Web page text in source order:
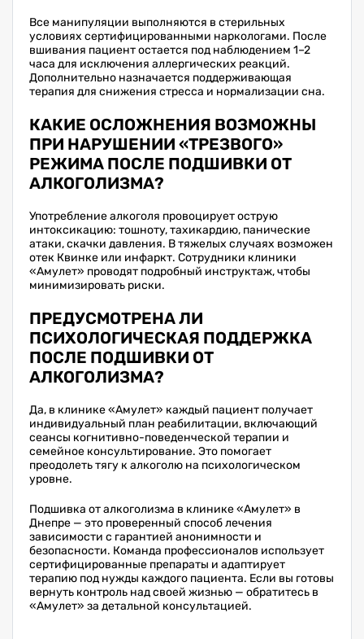
Все манипуляции выполняются в стерильных
условиях сертифицированными наркологами. После
вшивания пациент остается под наблюдением 1–2
часа для исключения аллергических реакций.
Дополнительно назначается поддерживающая
терапия для снижения стресса и нормализации сна.
КАКИЕ ОСЛОЖНЕНИЯ ВОЗМОЖНЫ
ПРИ НАРУШЕНИИ «ТРЕЗВОГО»
РЕЖИМА ПОСЛЕ ПОДШИВКИ ОТ
АЛКОГОЛИЗМА?
Употребление алкоголя провоцирует острую
интоксикацию: тошноту, тахикардию, панические
атаки, скачки давления. В тяжелых случаях возможен
отек Квинке или инфаркт. Сотрудники клиники
«Амулет» проводят подробный инструктаж, чтобы
минимизировать риски.
ПРЕДУСМОТРЕНА ЛИ
ПСИХОЛОГИЧЕСКАЯ ПОДДЕРЖКА
ПОСЛЕ ПОДШИВКИ ОТ
АЛКОГОЛИЗМА?
Да, в клинике «Амулет» каждый пациент получает
индивидуальный план реабилитации, включающий
сеансы когнитивно-поведенческой терапии и
семейное консультирование. Это помогает
преодолеть тягу к алкоголю на психологическом
уровне.
Подшивка от алкоголизма в клинике «Амулет» в
Днепре — это проверенный способ лечения
зависимости с гарантией анонимности и
безопасности. Команда профессионалов использует
сертифицированные препараты и адаптирует
терапию под нужды каждого пациента. Если вы готовы
вернуть контроль над своей жизнью — обратитесь в
«Амулет» за детальной консультацией.